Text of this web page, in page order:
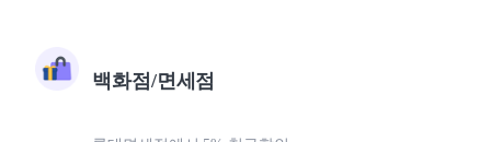
백화점/면세점